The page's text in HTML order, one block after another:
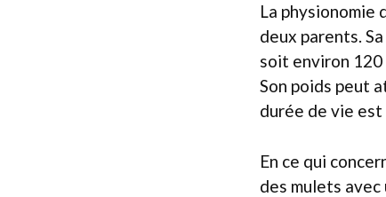
La physionomie
deux parents.
soit environ 120
Son poids peut
durée de vie est
En ce qui
des mulets avec